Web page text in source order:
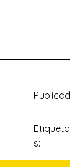
Etiqueta
s: